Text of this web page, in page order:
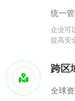
统一
企业可
提高安
跨区
全球